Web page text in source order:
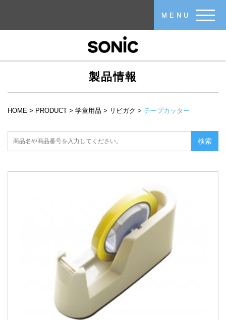
MENU
製品情報
HOME > PRODUCT > 学童用品 > リビガク > テープカッター